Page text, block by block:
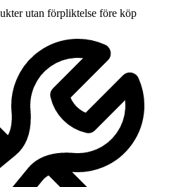
utan förpliktelse före köp